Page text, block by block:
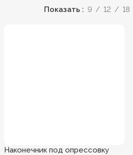
Показать 9 12 18
Наконечник под опресcовку